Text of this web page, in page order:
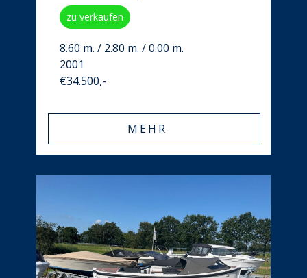
zu verkaufen
8.60 m. / 2.80 m. / 0.00 m.
2001
€34.500,-
MEHR